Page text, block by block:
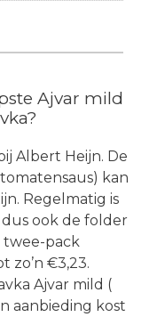
Ajvar mild
Albert Heijn. De
kan
Regelmatig is
ook de folder
twee-pack
zo’n €3,23.
Ajvar mild (
aanbieding kost